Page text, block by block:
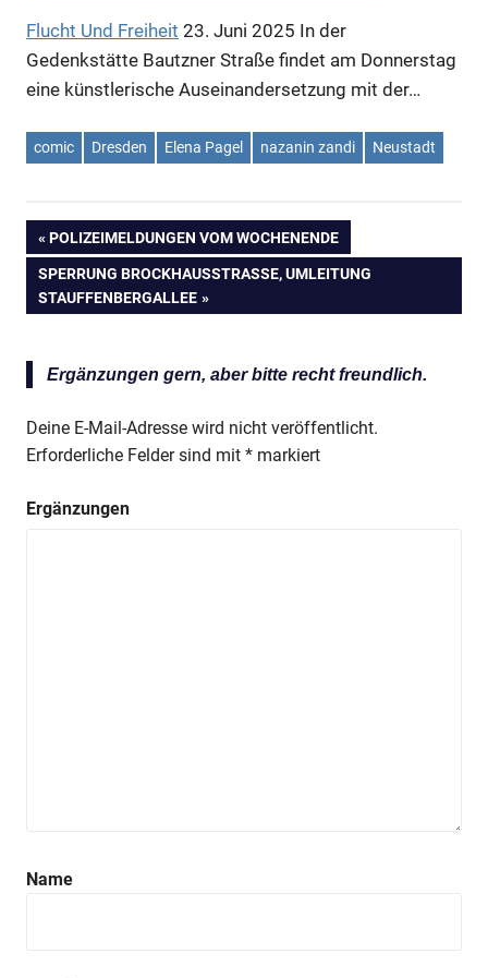
Flucht Und Freiheit 23. Juni 2025 In der
Gedenkstätte Bautzner Straße findet am Donnerstag
eine künstlerische Auseinandersetzung mit der…
comic Dresden Elena Pagel nazanin zandi Neustadt
Beitragsnavigation
VORHERIGER
BEITRAG:
POLIZEIMELDUNGEN VOM WOCHENENDE
NÄCHSTER
BEITRAG:
SPERRUNG BROCKHAUSSTRASSE, UMLEITUNG S
TAUFFENBERGALLEE
Ergänzungen gern, aber bitte recht freundlich.
Deine E-Mail-Adresse wird nicht veröffentlicht.
Erforderliche Felder sind mit * markiert
Ergänzungen
Name